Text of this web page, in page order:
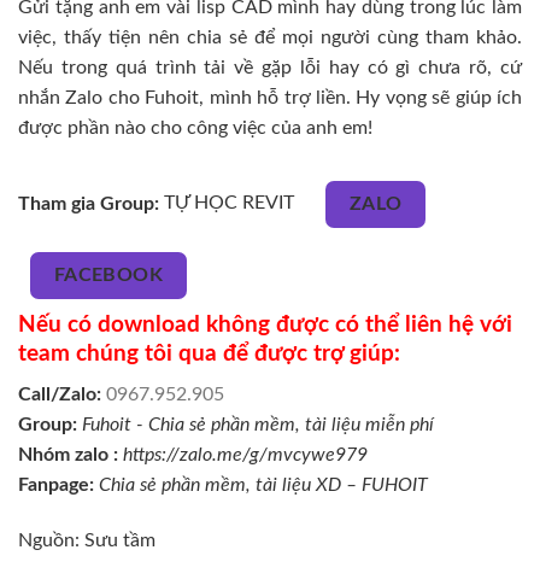
Gửi tặng anh em vài lisp CAD mình hay dùng trong lúc làm
việc, thấy tiện nên chia sẻ để mọi người cùng tham khảo.
Nếu trong quá trình tải về gặp lỗi hay có gì chưa rõ, cứ
nhắn Zalo cho Fuhoit, mình hỗ trợ liền. Hy vọng sẽ giúp ích
được phần nào cho công việc của anh em!
Tham gia Group: TỰ HỌC REVIT ZALO
FACEBOOK
Nếu có download không được có thể liên hệ với
team chúng tôi qua để được trợ giúp:
Call/Zalo: 0967.952.905
Group: Fuhoit - Chia sẻ phần mềm, tài liệu miễn phí
Nhóm zalo : https://zalo.me/g/mvcywe979
Fanpage: Chia sẻ phần mềm, tài liệu XD – FUHOIT
Nguồn: Sưu tầm